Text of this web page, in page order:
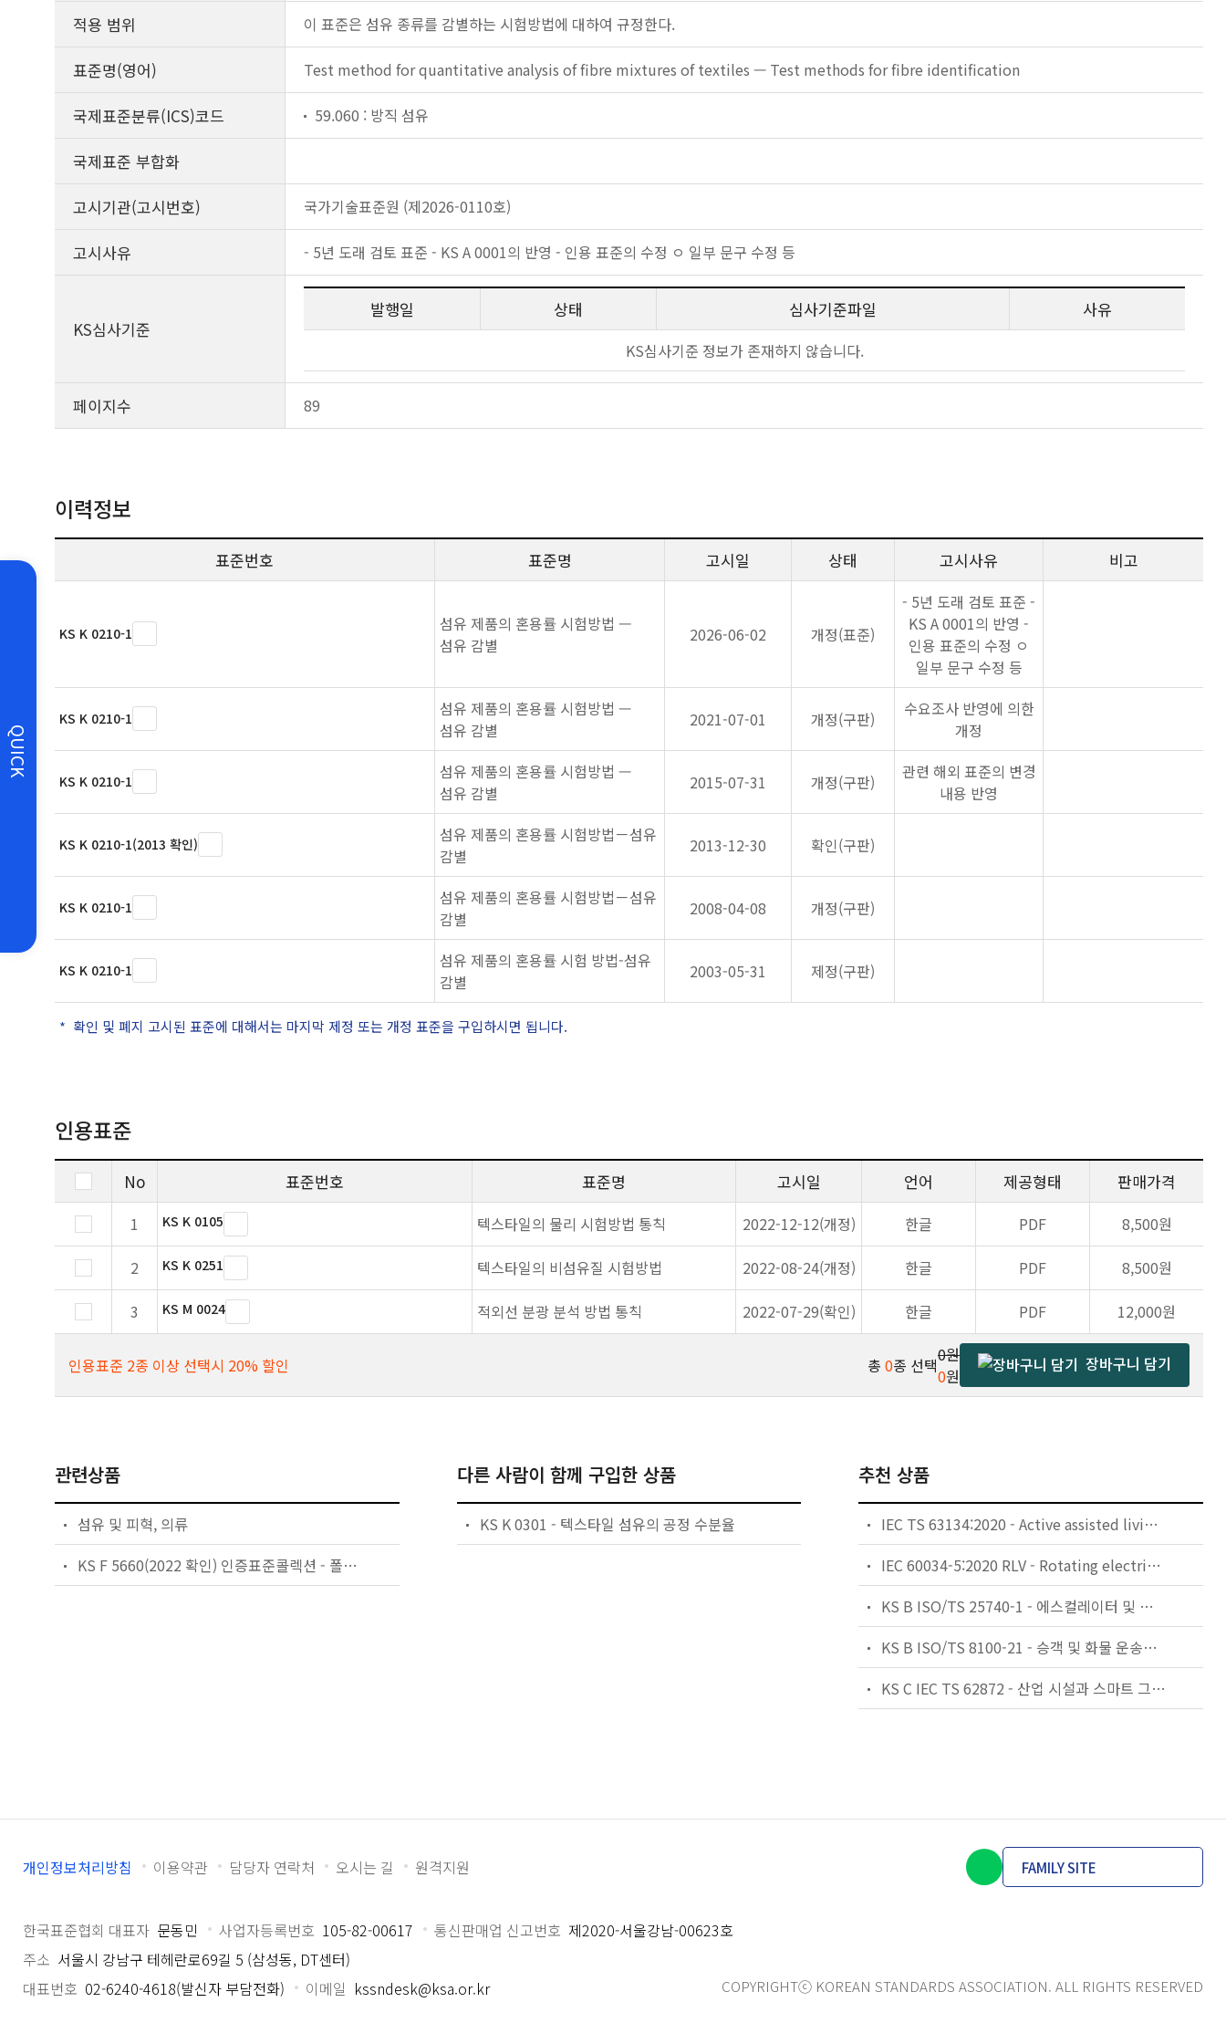
QUICK
적용 범위 이 표준은 섬유 종류를 감별하는 시험방법에 대하여 규정한다.
표준명(영어) Test method for quantitative analysis of fibre mixtures of textiles — Test methods for fibre identification
국제표준분류(ICS)코드 59.060 : 방직 섬유
국제표준 부합화
고시기관(고시번호)
국가기술표준원 (제2026-0110호)
고시사유 - 5년 도래 검토 표준 - KS A 0001의 반영 - 인용 표준의 수정 ㅇ 일부 문구 수정 등
KS심사기준
발행일 상태 심사기준파일 사유
KS심사기준 정보가 존재하지 않습니다.
페이지수 89
이력정보
표준번호 표준명 고시일 상태 고시사유 비고
KS K 0210-1
섬유 제품의 혼용률 시험방법 —
섬유 감별
2026-06-02 개정(표준)
- 5년 도래 검토 표준 -
KS A 0001의 반영 -
인용 표준의 수정 ㅇ
일부 문구 수정 등
KS K 0210-1
섬유 제품의 혼용률 시험방법 —
섬유 감별
2021-07-01 개정(구판)
수요조사 반영에 의한
개정
KS K 0210-1
섬유 제품의 혼용률 시험방법 —
섬유 감별
2015-07-31 개정(구판)
관련 해외 표준의 변경
내용 반영
KS K 0210-1(2013 확인)
섬유 제품의 혼용률 시험방법－섬유
감별
2013-12-30 확인(구판)
KS K 0210-1
섬유 제품의 혼용률 시험방법－섬유
감별
2008-04-08 개정(구판)
KS K 0210-1
섬유 제품의 혼용률 시험 방법-섬유
감별
2003-05-31 제정(구판)
확인 및 폐지 고시된 표준에 대해서는 마지막 제정 또는 개정 표준을 구입하시면 됩니다.
인용표준
No 표준번호 표준명 고시일 언어 제공형태 판매가격
1 KS K 0105 텍스타일의 물리 시험방법 통칙 2022-12-12(개정) 한글 PDF
8,500원
2
KS K 0251 텍스타일의 비섬유질 시험방법 2022-08-24(개정) 한글 PDF
8,500원
3
KS M 0024 적외선 분광 분석 방법 통칙 2022-07-29(확인) 한글 PDF 12,000원
인용표준 2종 이상 선택시 20% 할인 총 0종 선택0원
0원
장바구니 담기
관련상품
섬유 및 피혁, 의류
KS F 5660(2022 확인) 인증표준콜렉션 - 폴리에스테르 흡음 단열재
다른 사람이 함께 구입한 상품
KS K 0301 - 텍스타일 섬유의 공정 수분율
추천 상품
IEC TS 63134:2020 - Active assisted living (AAL) use cases
IEC 60034-5:2020 RLV - Rotating electrical machines - Part 5: Degrees of protection provided by the integral design of rotating electrical machines (IP code) - Classification
KS B ISO/TS 25740-1 - 에스컬레이터 및 무빙워크에 대한 안전요건 — 제1부: 세계공통 필수 안전요건(GESRs)
KS B ISO/TS 8100-21 - 승객 및 화물 운송용 엘리베이터 —제21부: 세계공통 필수안전요건(GESRs)을 충족하는 세계공통 안전 파라미터(GSPs)
KS C IEC TS 62872 - 산업 시설과 스마트 그리드 사이의 산업 공정 측정, 제어 및 자동화 시스템 인터페이스
개인정보처리방침 이용약관 담당자 연락처 오시는 길 원격지원 FAMILY SITE
한국표준협회 대표자 문동민 사업자등록번호 105-82-00617 통신판매업 신고번호 제2020-서울강남-00623호
주소 서울시 강남구 테헤란로69길 5 (삼성동, DT센터)
대표번호 02-6240-4618(발신자 부담전화) 이메일 kssndesk@ksa.or.kr COPYRIGHTⓒ KOREAN STANDARDS ASSOCIATION. ALL RIGHTS RESERVED